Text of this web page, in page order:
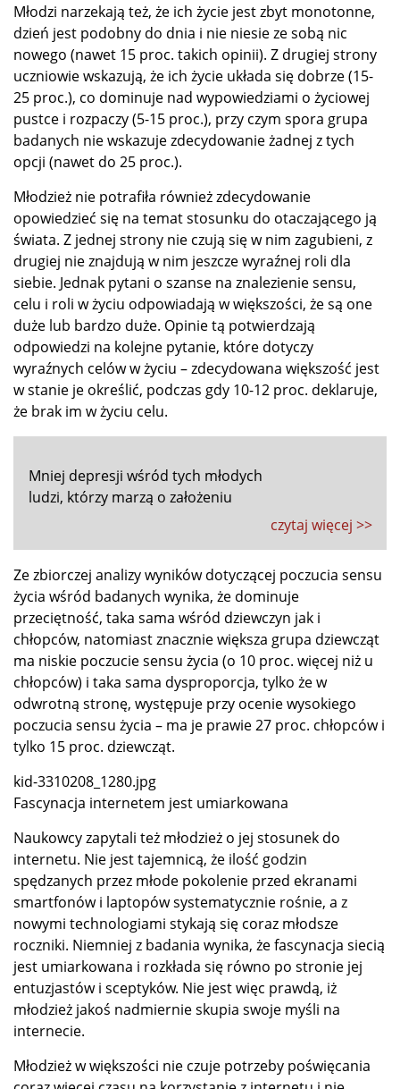
Młodzi narzekają też, że ich życie jest zbyt monotonne,
dzień jest podobny do dnia i nie niesie ze sobą nic
nowego (nawet 15 proc. takich opinii). Z drugiej strony
uczniowie wskazują, że ich życie układa się dobrze (15-
25 proc.), co dominuje nad wypowiedziami o życiowej
pustce i rozpaczy (5-15 proc.), przy czym spora grupa
badanych nie wskazuje zdecydowanie żadnej z tych
opcji (nawet do 25 proc.).
Młodzież nie potrafiła również zdecydowanie
opowiedzieć się na temat stosunku do otaczającego ją
świata. Z jednej strony nie czują się w nim zagubieni, z
drugiej nie znajdują w nim jeszcze wyraźnej roli dla
siebie. Jednak pytani o szanse na znalezienie sensu,
celu i roli w życiu odpowiadają w większości, że są one
duże lub bardzo duże. Opinie tą potwierdzają
odpowiedzi na kolejne pytanie, które dotyczy
wyraźnych celów w życiu – zdecydowana większość jest
w stanie je określić, podczas gdy 10-12 proc. deklaruje,
że brak im w życiu celu.
Mniej depresji wśród tych młodych
ludzi, którzy marzą o założeniu
czytaj więcej >>
Ze zbiorczej analizy wyników dotyczącej poczucia sensu
życia wśród badanych wynika, że dominuje
przeciętność, taka sama wśród dziewczyn jak i
chłopców, natomiast znacznie większa grupa dziewcząt
ma niskie poczucie sensu życia (o 10 proc. więcej niż u
chłopców) i taka sama dysproporcja, tylko że w
odwrotną stronę, występuje przy ocenie wysokiego
poczucia sensu życia – ma je prawie 27 proc. chłopców i
tylko 15 proc. dziewcząt.
kid-3310208_1280.jpg
Fascynacja internetem jest umiarkowana
Naukowcy zapytali też młodzież o jej stosunek do
internetu. Nie jest tajemnicą, że ilość godzin
spędzanych przez młode pokolenie przed ekranami
smartfonów i laptopów systematycznie rośnie, a z
nowymi technologiami stykają się coraz młodsze
roczniki. Niemniej z badania wynika, że fascynacja siecią
jest umiarkowana i rozkłada się równo po stronie jej
entuzjastów i sceptyków. Nie jest więc prawdą, iż
młodzież jakoś nadmiernie skupia swoje myśli na
internecie.
Młodzież w większości nie czuje potrzeby poświęcania